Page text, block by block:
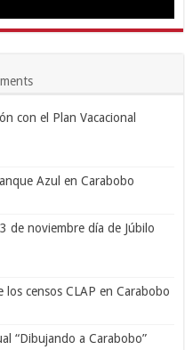
con el Plan Vacacional
Azul en Carabobo
de noviembre día de Júbilo
los censos CLAP en Carabobo
“Dibujando a Carabobo”